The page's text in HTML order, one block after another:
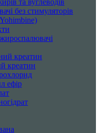
без стимуляторів
креатин
креатин
ефір